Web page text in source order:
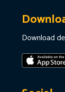
Download